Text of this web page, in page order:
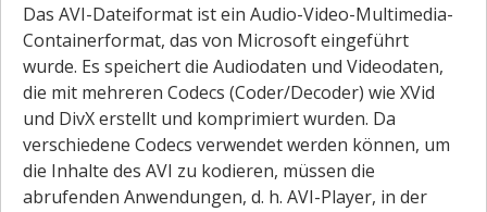
Das AVI-Dateiformat ist ein Audio-Video-Multimedia-
Containerformat, das von Microsoft eingeführt
wurde. Es speichert die Audiodaten und Videodaten,
die mit mehreren Codecs (Coder/Decoder) wie XVid
und DivX erstellt und komprimiert wurden. Da
verschiedene Codecs verwendet werden können, um
die Inhalte des AVI zu kodieren, müssen die
abrufenden Anwendungen, d. h. AVI-Player, in der